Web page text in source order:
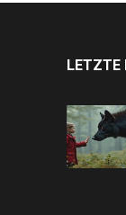
LETZTE